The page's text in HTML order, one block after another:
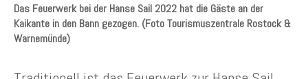
Das Feuerwerk bei der Hanse Sail 2022 hat die Gäste an der
Kaikante in den Bann gezogen. (Foto Tourismuszentrale Rostock &
Warnemünde)